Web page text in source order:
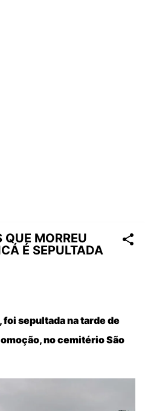
MORREU
É SEPULTADA
sepultada na tarde de
no cemitério São